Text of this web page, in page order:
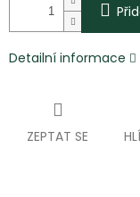
Detailní informace
ZEPTAT SE